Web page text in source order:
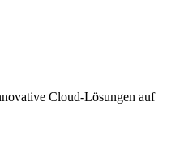
Cloud-Lösungen auf